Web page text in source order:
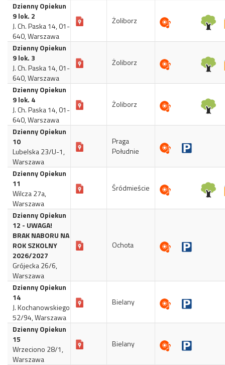
Dzienny Opiekun
9 lok. 2
J. Ch. Paska 14, 01-
640, Warszawa
Żoliborz
Dzienny Opiekun
9 lok. 3
J. Ch. Paska 14, 01-
640, Warszawa
Żoliborz
Dzienny Opiekun
9 lok. 4
J. Ch. Paska 14, 01-
640, Warszawa
Żoliborz
Dzienny Opiekun
10
Lubelska 23/U-1,
Warszawa
Praga
Południe
Dzienny Opiekun
11
Wilcza 27a,
Warszawa
Śródmieście
Dzienny Opiekun
12 - UWAGA!
BRAK NABORU NA
ROK SZKOLNY
2026/2027
Grójecka 26/6,
Warszawa
Ochota
Dzienny Opiekun
14
J. Kochanowskiego
52/94, Warszawa
Bielany
Dzienny Opiekun
15
Wrzeciono 28/1,
Warszawa
Bielany